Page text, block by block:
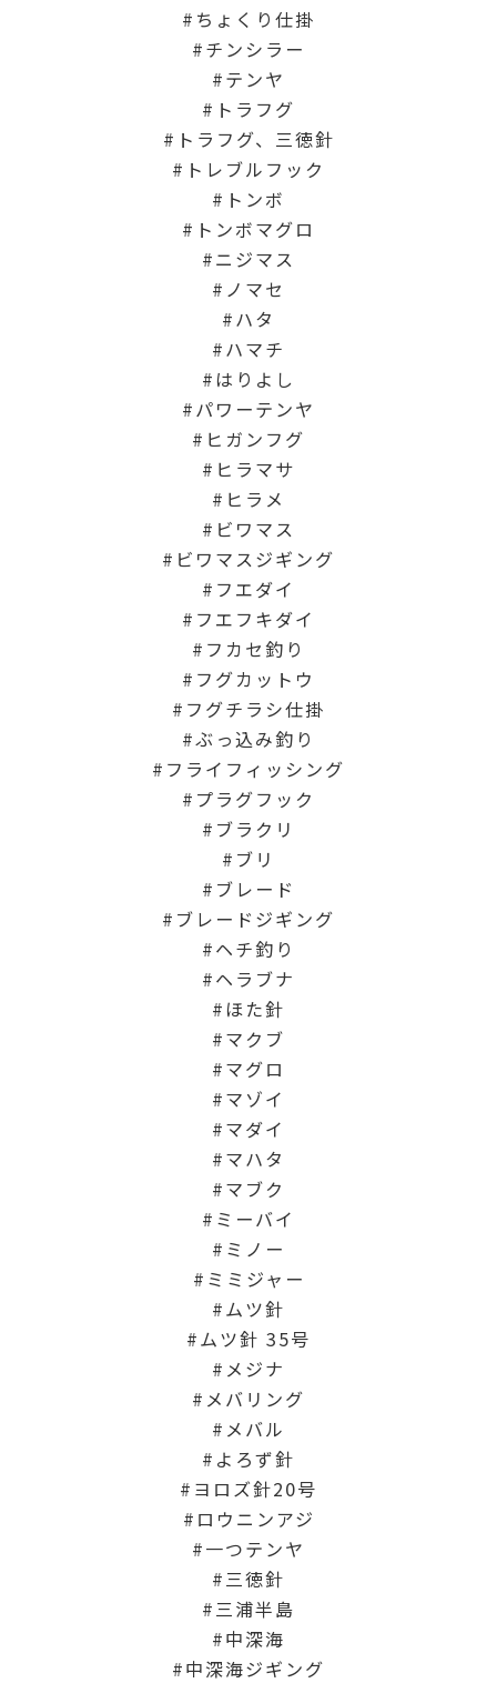
ちょくり仕掛
チンシラー
テンヤ
トラフグ
トラフグ、三徳針
トレブルフック
トンボ
トンボマグロ
ニジマス
ノマセ
ハタ
ハマチ
はりよし
パワーテンヤ
ヒガンフグ
ヒラマサ
ヒラメ
ビワマス
ビワマスジギング
フエダイ
フエフキダイ
フカセ釣り
フグカットウ
フグチラシ仕掛
ぶっ込み釣り
フライフィッシング
プラグフック
ブラクリ
ブリ
ブレード
ブレードジギング
ヘチ釣り
ヘラブナ
ほた針
マクブ
マグロ
マゾイ
マダイ
マハタ
マブク
ミーバイ
ミノー
ミミジャー
ムツ針
ムツ針 35号
メジナ
メバリング
メバル
よろず針
ヨロズ針20号
ロウニンアジ
一つテンヤ
三徳針
三浦半島
中深海
中深海ジギング